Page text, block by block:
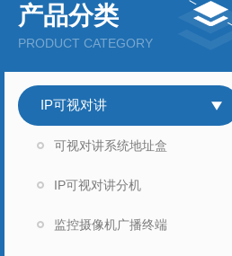
产品分类
PRODUCT CATEGORY
IP可视对讲
可视对讲系统地址盒
IP可视对讲分机
监控摄像机广播终端